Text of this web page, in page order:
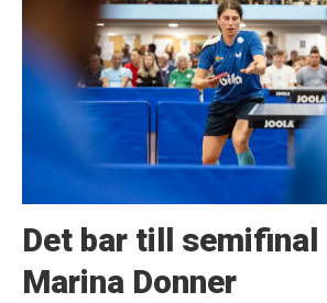
Det bar till semifinal
Marina Donner